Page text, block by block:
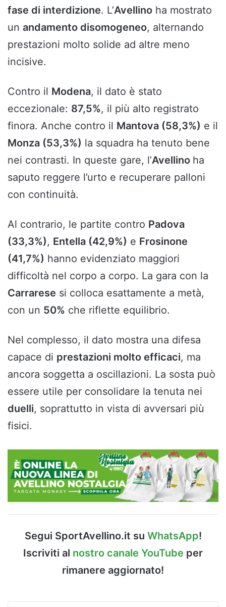
fase di interdizione. L’Avellino ha mostrato
un andamento disomogeneo, alternando
prestazioni molto solide ad altre meno
incisive.
Contro il Modena, il dato è stato
eccezionale: 87,5%, il più alto registrato
finora. Anche contro il Mantova (58,3%) e il
Monza (53,3%) la squadra ha tenuto bene
nei contrasti. In queste gare, l’Avellino ha
saputo reggere l’urto e recuperare palloni
con continuità.
Al contrario, le partite contro Padova
(33,3%), Entella (42,9%) e Frosinone
(41,7%) hanno evidenziato maggiori
difficoltà nel corpo a corpo. La gara con la
Carrarese si colloca esattamente a metà,
con un 50% che riflette equilibrio.
Nel complesso, il dato mostra una difesa
capace di prestazioni molto efficaci, ma
ancora soggetta a oscillazioni. La sosta può
essere utile per consolidare la tenuta nei
duelli, soprattutto in vista di avversari più
fisici.
Segui SportAvellino.it su WhatsApp!
Iscriviti al nostro canale YouTube per
rimanere aggiornato!